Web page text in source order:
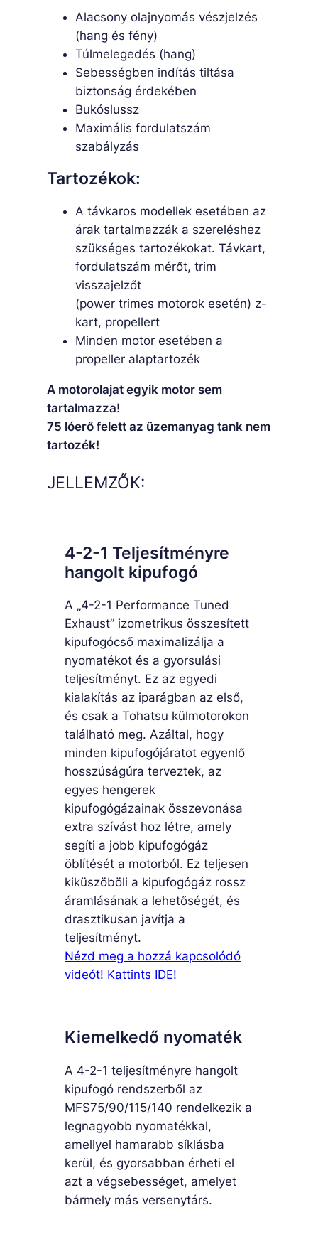
Alacsony olajnyomás vészjelzés
(hang és fény)
Túlmelegedés (hang)
Sebességben indítás tiltása
biztonság érdekében
Bukóslussz
Maximális fordulatszám
szabályzás
Tartozékok:
A távkaros modellek esetében az
árak tartalmazzák a szereléshez
szükséges tartozékokat. Távkart,
fordulatszám mérőt, trim
visszajelzőt
(power trimes motorok esetén) z-
kart, propellert
Minden motor esetében a
propeller alaptartozék
A motorolajat egyik motor sem
tartalmazza!
75 lóerő felett az üzemanyag tank nem
tartozék!
JELLEMZŐK:
4-2-1 Teljesítményre
hangolt kipufogó
A „4-2-1 Performance Tuned
Exhaust” izometrikus összesített
kipufogócső maximalizálja a
nyomatékot és a gyorsulási
teljesítményt. Ez az egyedi
kialakítás az iparágban az első,
és csak a Tohatsu külmotorokon
található meg. Azáltal, hogy
minden kipufogójáratot egyenlő
hosszúságúra terveztek, az
egyes hengerek
kipufogógázainak összevonása
extra szívást hoz létre, amely
segíti a jobb kipufogógáz
öblítését a motorból. Ez teljesen
kiküszöböli a kipufogógáz rossz
áramlásának a lehetőségét, és
drasztikusan javítja a
teljesítményt.
Nézd meg a hozzá kapcsolódó
videót! Kattints IDE!
Kiemelkedő nyomaték
A 4-2-1 teljesítményre hangolt
kipufogó rendszerből az
MFS75/90/115/140 rendelkezik a
legnagyobb nyomatékkal,
amellyel hamarabb síklásba
kerül, és gyorsabban érheti el
azt a végsebességet, amelyet
bármely más versenytárs.